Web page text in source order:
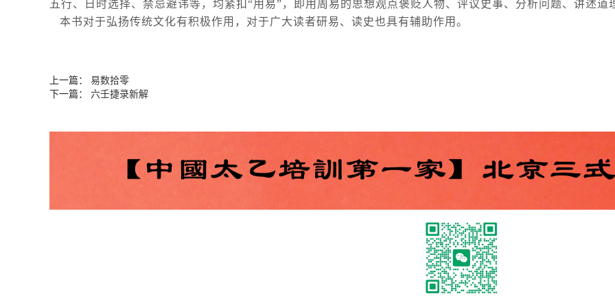
五行、日时选择、禁忌避讳等，均紧扣“用易”，即用周易的思想观点褒贬人物、评议史事、分析问题、讲述道
本书对于弘扬传统文化有积极作用，对于广大读者研易、读史也具有辅助作用。
上一篇： 易数拾零
下一篇： 六壬捷录新解